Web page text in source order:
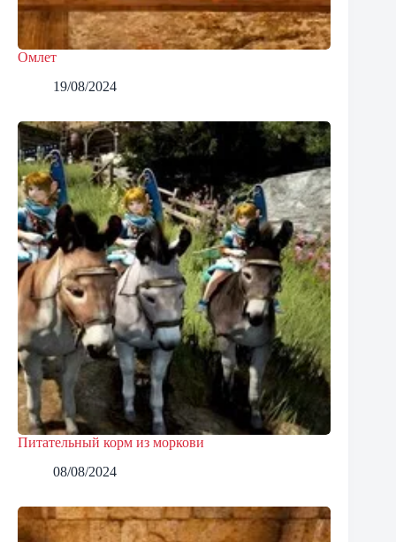
Омлет
19/08/2024
Питательный корм из моркови
08/08/2024